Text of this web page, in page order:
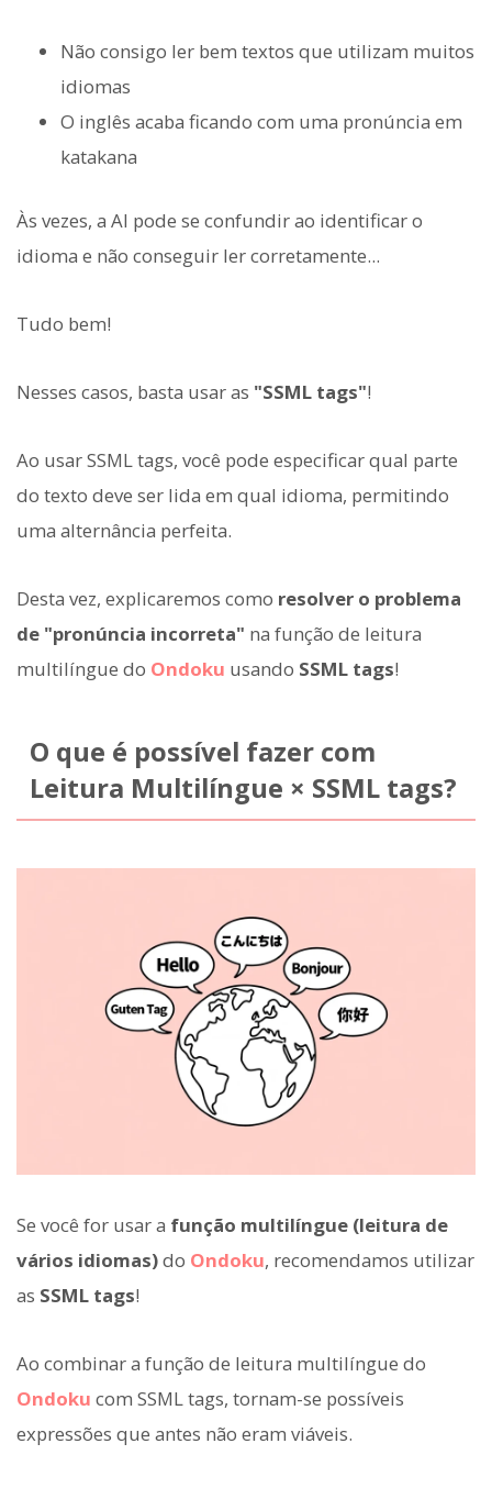
Não consigo ler bem textos que utilizam muitos
idiomas
O inglês acaba ficando com uma pronúncia em
katakana
Às vezes, a AI pode se confundir ao identificar o
idioma e não conseguir ler corretamente...
Tudo bem!
Nesses casos, basta usar as "SSML tags"!
Ao usar SSML tags, você pode especificar qual parte
do texto deve ser lida em qual idioma, permitindo
uma alternância perfeita.
Desta vez, explicaremos como resolver o problema
de "pronúncia incorreta" na função de leitura
multilíngue do Ondoku usando SSML tags!
O que é possível fazer com
Leitura Multilíngue × SSML tags?
Se você for usar a função multilíngue (leitura de
vários idiomas)do Ondoku, recomendamos utilizar
as SSML tags!
Ao combinar a função de leitura multilíngue do
Ondoku com SSML tags, tornam-se possíveis
expressões que antes não eram viáveis.